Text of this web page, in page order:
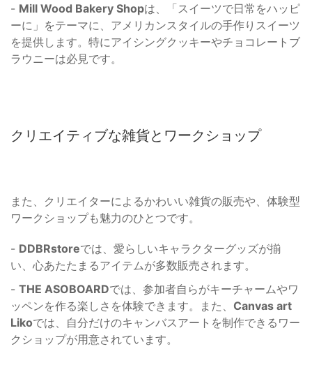
- Mill Wood Bakery Shopは、「スイーツで日常をハッピ
ーに」をテーマに、アメリカンスタイルの手作りスイーツ
を提供します。特にアイシングクッキーやチョコレートブ
ラウニーは必見です。
クリエイティブな雑貨とワークショップ
また、クリエイターによるかわいい雑貨の販売や、体験型
ワークショップも魅力のひとつです。
- DDBRstoreでは、愛らしいキャラクターグッズが揃
い、心あたたまるアイテムが多数販売されます。
- THE ASOBOARDでは、参加者自らがキーチャームやワ
ッペンを作る楽しさを体験できます。また、 Canvas art
Likoでは、自分だけのキャンバスアートを制作できるワー
クショップが用意されています。